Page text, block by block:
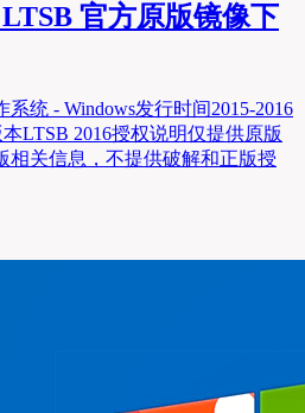
官方原版镜像下
统 - Windows发行时间2015-2016
LTSB 2016授权说明仅提供原版
相关信息，不提供破解和正版授